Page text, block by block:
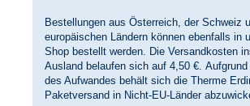
Bestellungen aus Österreich, der Schweiz
europäischen Ländern können ebenfalls in
Shop bestellt werden. Die Versandkosten
Ausland belaufen sich auf 4,50 €.
des Aufwandes behält sich die Therme
Paketversand in Nicht-EU-Länder